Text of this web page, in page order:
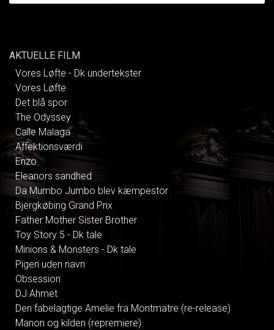
AKTUELLE FILM
Vores Løfte - Dk undertekster
Vores Løfte
Det blå spor
The Odyssey
Calle Malaga
Affektionsværdi
Enzo
Eleanors sandhed
Da Mumbo Jumbo blev kæmpestor
Bjergkøbing Grand Prix
Father Mother Sister Brother
Toy Story 5 - Dk tale
Minions & Monsters - Dk tale
Pigen uden navn
Obsession
DJ Ahmet
Den fabelagtige Amelie fra Montmatre (re-release)
Manon og kilden (repremiere)